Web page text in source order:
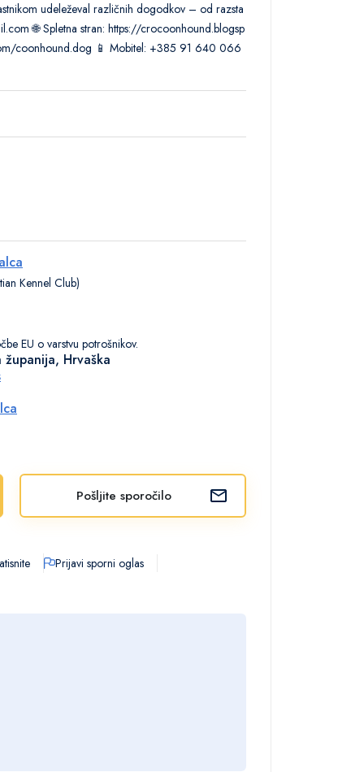
udeleževal različnih dogodkov – od razsta
🌐 Spletna stran: https://crocoonhound.blogsp
coonhound.dog 📱 Mobitel: +385 91 640 066
Kennel Club)
EU o varstvu potrošnikov.
Hrvaška
Pošljite sporočilo
Prijavi sporni oglas